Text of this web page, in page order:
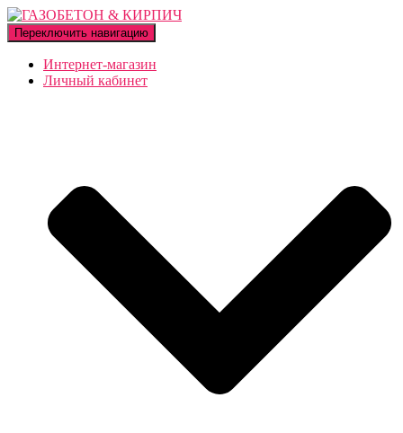
Переключить навигацию
Интернет-магазин
Личный кабинет